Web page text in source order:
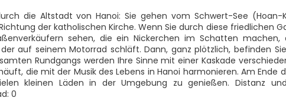
die Altstadt von Hanoi: Sie gehen vom Schwert-See
der katholischen Kirche. Wenn Sie durch diese friedlichen
sehen, die ein Nickerchen im Schatten
auf seinem Motorrad schläft. Dann, ganz plötzlich, befinden
Rundgangs werden Ihre Sinne mit einer Kaskade
die mit der Musik des Lebens in Hanoi harmonieren. Am Ende
kleinen Läden in der Umgebung zu genießen. Distanz
0